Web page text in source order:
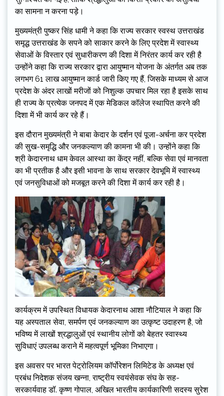
का सामना न करना पड़े।
मुख्यमंत्री पुष्कर सिंह धामी ने कहा कि राज्य सरकार स्वस्थ उत्तराखंड
समृद्ध उत्तराखंड के सपने को साकार करने के लिए प्रदेश में स्वास्थ्य
सेवाओं के विस्तार एवं सुधारीकरण की दिशा में निरंतर कार्य कर रही है
उन्होंने कहा कि राज्य सरकार द्वारा आयुष्मान योजना के अंतर्गत अब तक
लगभग 61 लाख आयुष्मान कार्ड जारी किए गए हैं, जिसके माध्यम से आज
प्रदेश के अंदर लाखों मरीजों को निशुल्क उपचार मिल रहा है इसके साथ
ही राज्य के प्रत्येक जनपद में एक मेडिकल कॉलेज स्थापित करने की
दिशा में भी कार्य कर रहे हैं।
इस दौरान मुख्यमंत्री ने बाबा केदार के दर्शन एवं पूजा-अर्चना कर प्रदेश
की सुख-समृद्धि और जनकल्याण की कामना भी की। उन्होंने कहा कि
श्री केदारनाथ धाम केवल आस्था का केंद्र नहीं, बल्कि सेवा एवं मानवता
का भी प्रतीक है और इसी भावना के साथ सरकार देवभूमि में स्वास्थ्य
एवं जनसुविधाओं को मजबूत करने की दिशा में कार्य कर रही है।
कार्यक्रम में उपस्थित विधायक केदारनाथ आशा नौटियाल ने कहा कि
यह अस्पताल सेवा, समर्पण एवं जनकल्याण का उत्कृष्ट उदाहरण है, जो
भविष्य में लाखों श्रद्धालुओं एवं स्थानीय लोगों को बेहतर स्वास्थ्य
सुविधाएं उपलब्ध कराने में महत्वपूर्ण भूमिका निभाएगा।
इस अवसर पर भारत पेट्रोलियम कॉर्पोरेशन लिमिटेड के अध्यक्ष एवं
प्रबंध निदेशक संजय खन्ना, राष्ट्रीय स्वयंसेवक संघ के सह-
सरकार्यवाह डॉ. कृष्ण गोपाल, अखिल भारतीय कार्यकारिणी सदस्य सुरेश